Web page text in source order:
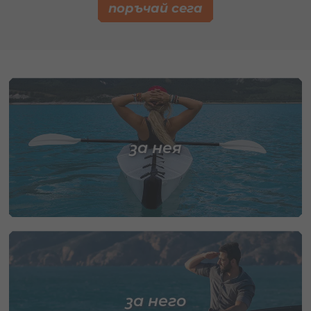
поръчай сега
за нея
за него